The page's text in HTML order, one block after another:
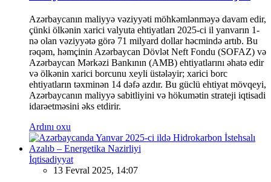
Azərbaycanın maliyyə vəziyyəti möhkəmlənməyə davam edir,
çünki ölkənin xarici valyuta ehtiyatları 2025-ci il yanvarın 1-
nə olan vəziyyətə görə 71 milyard dollar həcmində artıb. Bu
rəqəm, həmçinin Azərbaycan Dövlət Neft Fondu (SOFAZ) və
Azərbaycan Mərkəzi Bankının (AMB) ehtiyatlarını əhatə edir
və ölkənin xarici borcunu xeyli üstələyir; xarici borc
ehtiyatların təxminən 14 dəfə azdır. Bu güclü ehtiyat mövqeyi,
Azərbaycanın maliyyə sabitliyini və hökumətin strateji iqtisadi
idarəetməsini əks etdirir.
Ardını oxu
İqtisadiyyat
13 Fevral 2025, 14:07